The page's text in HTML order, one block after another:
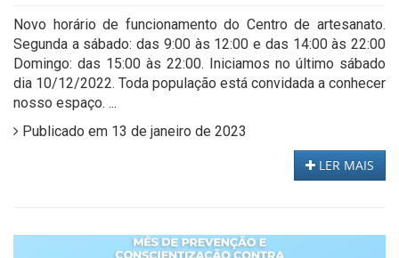
Novo horário de funcionamento do Centro de artesanato.
Segunda a sábado: das 9:00 às 12:00 e das 14:00 às 22:00
Domingo: das 15:00 às 22:00. Iniciamos no último sábado
dia 10/12/2022. Toda população está convidada a conhecer
nosso espaço. ...
Publicado em 13 de janeiro de 2023
LER MAIS